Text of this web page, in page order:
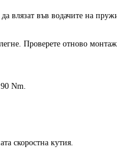
влязат във водачите на
Проверете отново
90 Nm.
скоростна кутия.